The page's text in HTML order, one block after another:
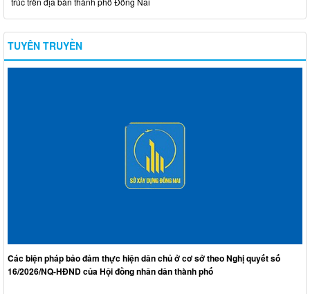
TUYÊN TRUYỀN
Các biện pháp bảo đảm thực hiện dân chủ ở cơ sở theo Nghị quyết số
16/2026/NQ-HĐND của Hội đồng nhân dân thành phố